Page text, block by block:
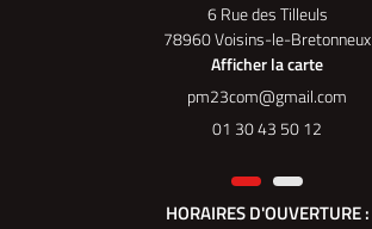
6 Rue des Tilleuls
78960 Voisins-le-Bretonneux
Afficher la carte
01 30 43 50 12
HORAIRES D'OUVERTURE :